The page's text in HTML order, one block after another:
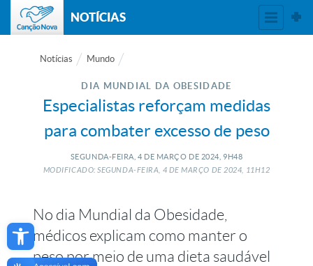
Open toolbar
NOTÍCIAS
Notícias Mundo
DIA MUNDIAL DA OBESIDADE
Especialistas reforçam medidas
para combater excesso de peso
SEGUNDA-FEIRA, 4 DE MARÇO DE 2024, 9H48
MODIFICADO: SEGUNDA-FEIRA, 4 DEMARÇO DE2024, 11H12
No dia Mundial da Obesidade,
médicos explicam como manter o
peso por meio de uma dieta saudável